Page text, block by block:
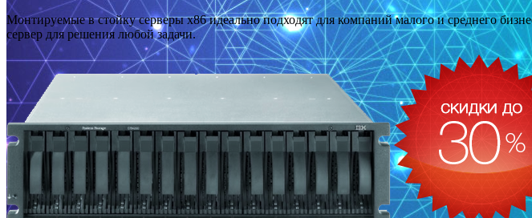
Монтируемые в стойку серверы x86 идеально подходят для компаний малого и среднего
сервер для решения любой задачи.